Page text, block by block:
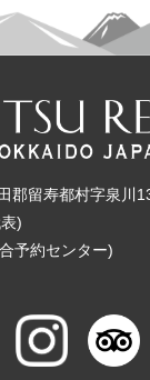
郡留寿都村字泉川
)
予約センター)